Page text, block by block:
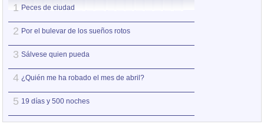
1 Peces de ciudad
2 Por el bulevar de los sueños rotos
3 Sálvese quien pueda
4 ¿Quién me ha robado el mes de abril?
5 19 días y 500 noches